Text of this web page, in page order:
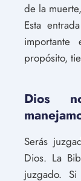
de la
Esta
propósito,
Dios
Serás
Dios. La
juzgado.